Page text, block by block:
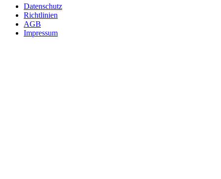
FußzeileDatenschutz
Richtlinien
AGB
Impressum